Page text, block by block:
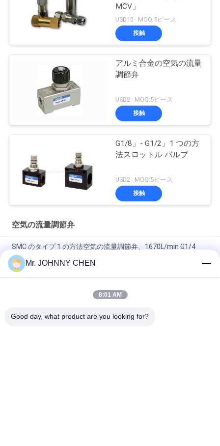
MCV」
USD10-- MOQ:5ピース
接触
アルミ合金の空気の流量
調節弁
USD2-- MOQ:5ピース
接触
G1/8」- G1/2」1 つの方
法スロットル バルブ
USD2-- MOQ:5ピース
接触
空気の流量調節弁
SMC のタイプ 1 の方法空気の流量調節弁、1670L/min G1/4
の」スロットルの逆止弁ように
ASC パネウマティック流量制御バルブ G1/2" 一方向流量調節バ
Mr. JOHNNY CHEN
8:01 AM
Good day, what product are you looking for?